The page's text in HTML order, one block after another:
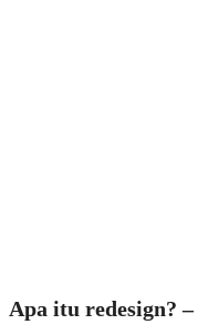
Apa itu redesign? –